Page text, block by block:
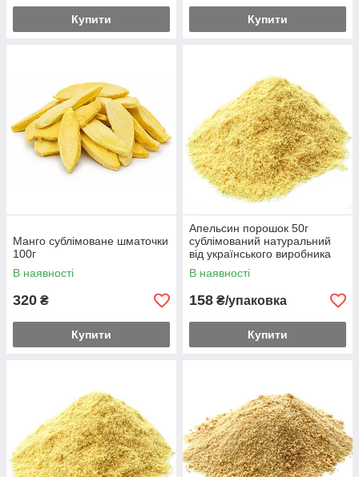
Купити Купити
Манго сублімоване шматочки
100г
В наявності
320 ₴
Купити
Апельсин порошок 50г
сублімований натуральний
від українського виробника
В наявності
158 ₴/упаковка
Купити